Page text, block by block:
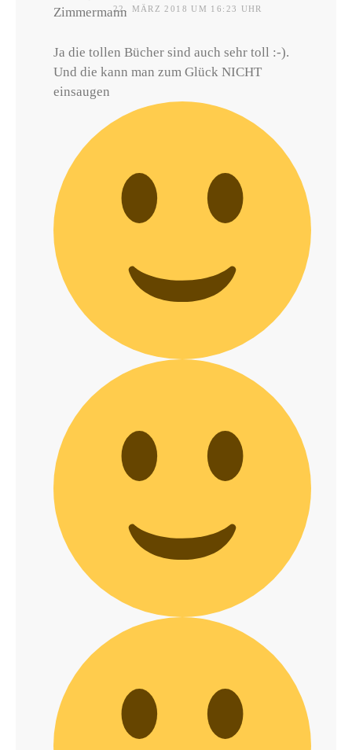
22. MÄRZ 2018 UM 16:23 UHR
Ja die tollen Bücher sind auch sehr toll :-).
Und die kann man zum Glück NICHT
einsaugen